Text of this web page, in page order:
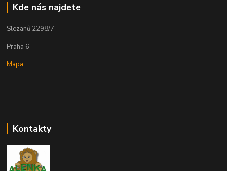
Kde nás najdete
Slezanů 2298/7
Praha 6
Mapa
Kontakty